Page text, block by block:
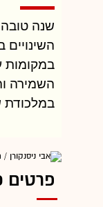
זאת הבנה
ומנוסה
שלצד
במהירות
להשתמש
שנה
השינויים
במקומות
השמירה
במלכודת
פרטים